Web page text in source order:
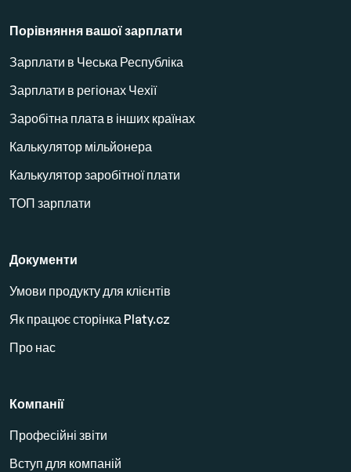
Порівняння вашої зарплати
Зарплати в Чеська Республіка
Зарплати в регіонах Чехії
Заробітна плата в інших країнах
Калькулятор мільйонера
Калькулятор заробітної плати
ТОП зарплати
Документи
Умови продукту для клієнтів
Як працює сторінка Platy.cz
Про нас
Компанії
Професійні звіти
Вступ для компаній